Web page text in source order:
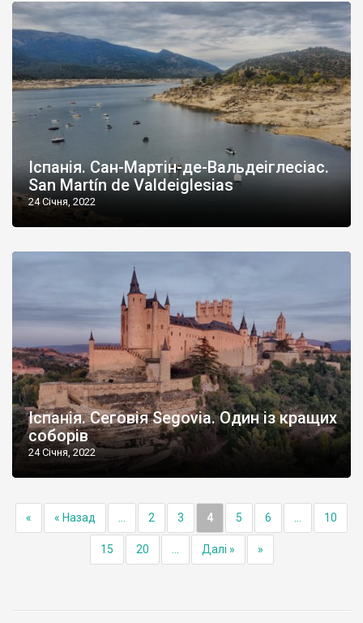
Іспанія. Сан-Мартін-де-Вальдеіглесіас.
San Martín de Valdeiglesias
24 Січня, 2022
Іспанія. Сеговія Segovia. Один із кращих
соборів
24 Січня, 2022
« « Назад 2 3 4 5 6 10
15 20 Далі » »